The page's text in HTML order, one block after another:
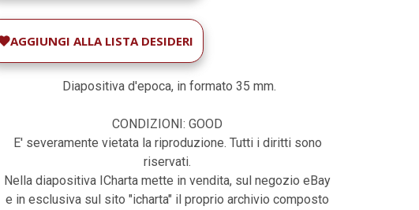
AGGIUNGI ALLA LISTA DESIDERI
Diapositiva d'epoca, in formato 35 mm.
CONDIZIONI: GOOD
E' severamente vietata la riproduzione. Tutti i diritti sono
riservati.
Nella diapositiva ICharta mette in vendita, sul negozio eBay
e in esclusiva sul sito "icharta" il proprio archivio composto